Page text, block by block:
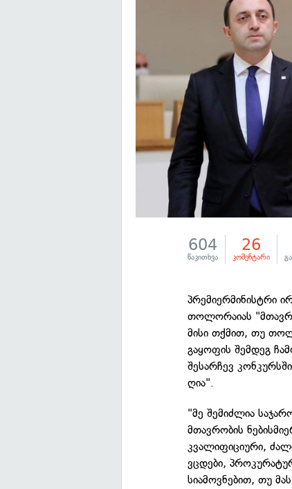
604
წაკითხვა
26
კომენტარი
პრემიერმინისტრი
თოლორაიას
მისი თქმით, თუ
გაყოფის შემდეგ
შესარჩევ
ღია".
"მე შემიძლია
მთავრობის
კვალიფიციური,
ვცდები,
სიამოვნებით, თუ